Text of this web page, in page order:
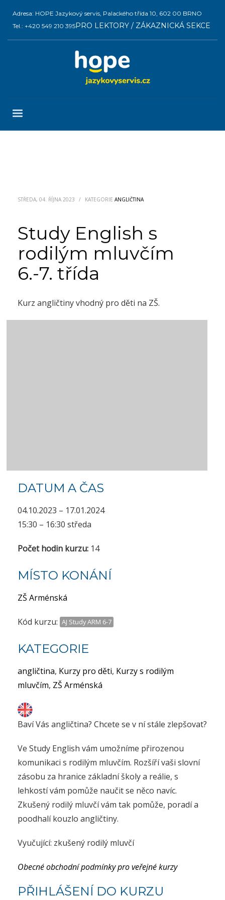
Adresa: HOPE Jazykový servis, Palackého třída 10, 602 00 BRNO
Tel.: +420 549 210 395PRO LEKTORY / ZÁKAZNICKÁ SEKCE
STŘEDA, 04. ŘÍJNA 2023 / KATEGORIE ANGLIČTINA
Study English s
rodilým mluvčím
6.-7. třída
Kurz angličtiny vhodný pro děti na ZŠ.
DATUM A ČAS
04.10.2023 – 17.01.2024
15:30 – 16:30 středa
Počet hodin kurzu: 14
MÍSTO KONÁNÍ
ZŠ Arménská
Kód kurzu: AJ Study ARM 6-7
KATEGORIE
angličtina, Kurzy pro děti, Kurzy s rodilým
mluvčím, ZŠ Arménská
Baví Vás angličtina? Chcete se v ní stále zlepšovat?
Ve Study English vám umožníme přirozenou
komunikaci s rodilým mluvčím. Rozšíří vaši slovní
zásobu za hranice základní školy a reálie, s
lehkostí vám pomůže naučit se něco navíc.
Zkušený rodilý mluvčí vám tak pomůže, poradí a
poodhalí kouzlo angličtiny.
Vyučující: zkušený rodilý mluvčí
Obecné obchodní podmínky pro veřejné kurzy
PŘIHLÁŠENÍ DO KURZU